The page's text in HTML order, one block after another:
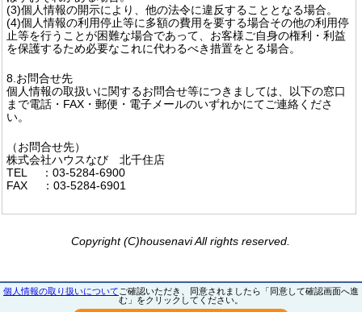
(3)個人情報の開示により、他の法令に違反することとなる場合。
(4)個人情報の利用停止等に多額の費用を要する場合その他の利用停
止等を行うことが困難な場合であって、お客様ご自身の権利・利益
を保護するため必要なこれに代わるべき措置をとる場合。
8.お問合せ先
個人情報の取扱いに関するお問合せ等につきましては、以下の窓口
まで電話・FAX・郵便・電子メールのいずれかにてご連絡くださ
い。
（お問合せ先）
株式会社ハウスなび 北千住店
TEL ：03-5284-6900
FAX ：03-5284-6901
Copyright (C)housenavi All rights reserved.
個人情報の取り扱いについて ご確認いただき、同意されましたら「同意して確認画面へ進
む」をクリックしてください。